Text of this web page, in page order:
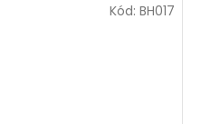
Kód: BH017